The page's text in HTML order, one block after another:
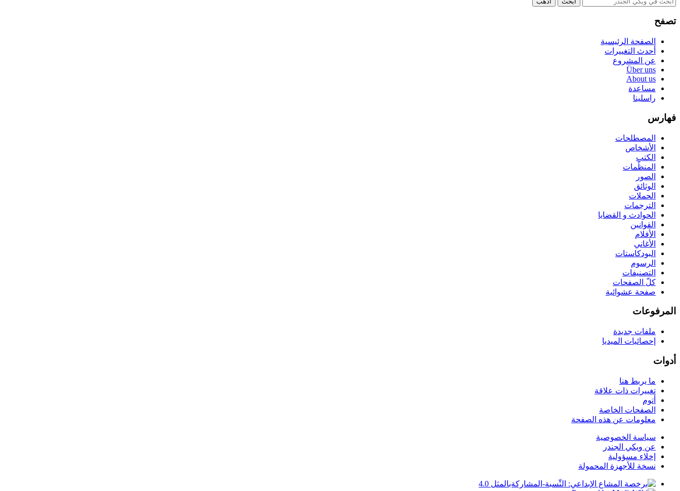
تصفح
الصفحة الرئيسية
أحدث التغييرات
عن المشروع
Über uns
About us
مساعدة
راسلينا
فهارس
المصطلحات
الأشخاص
الكتب
المنظّمات
الصور
الوثائق
الحملات
الترجمات
الحوادث و القضايا
القوانين
الأفلام
الأغاني
البودكاستات
الرسوم
التصنيفات
كلّ الصفحات
صفحة عشوائية
المرفوعات
ملفات جديدة
إحصائيات الميديا
أدوات
ما يربط هنا
تغييرات ذات علاقة
أتوم
الصفحات الخاصة
معلومات عن هذه الصفحة
سياسة الخصوصية
عن ويكي الجندر
إخلاء مسؤولية
نسخة للأجهزة المحمولة